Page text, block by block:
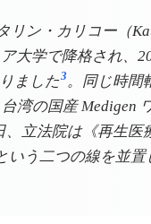
ン・カリコー（
大学で降格され、
ました3。同じ時間
湾の国産 Medigen
、立法院は《再生
いう二つの線を並